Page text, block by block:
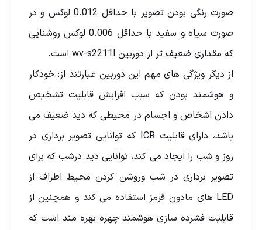
صورت رنگی بودن تصویر با حداقل 0.012 لوکس و در
صورت سیاه و سفید با حداقل 0.006 لوکس روشنایی
که مقداری ضعیف تر از دوربین wv-s2211l است.
از دیگر ویژگی های مهم این دوربین عبارتند از: خودکار
و هوشمند بودن که سبب افزایش قابلیت تشخیص
دادن اشخاص و اجسام در محیطی که دید ضعیف می
باشد، دارای قابلیت ICR که توانایی تصویر برداری در
روز و شب را ایجاد می کند، توانایی دید درشب که برای
تصویر برداری در شب وروشن کردن محیط اطراف از
LED های مادون قرمز استفاده می کند و همچنین از
قابلیت فشرده سازی هوشمند چهره بهره مند است که